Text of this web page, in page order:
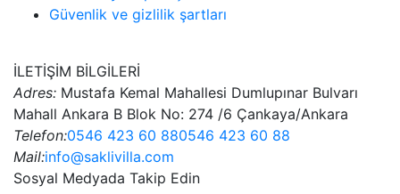
Güvenlik ve gizlilik şartları
İLETİŞİM BİLGİLERİ
Adres: Mustafa Kemal Mahallesi Dumlupınar Bulvarı
Mahall Ankara B Blok No: 274 /6 Çankaya/Ankara
Telefon:0546 423 60 880546 423 60 88
Mail:info@saklivilla.com
Sosyal Medyada Takip Edin